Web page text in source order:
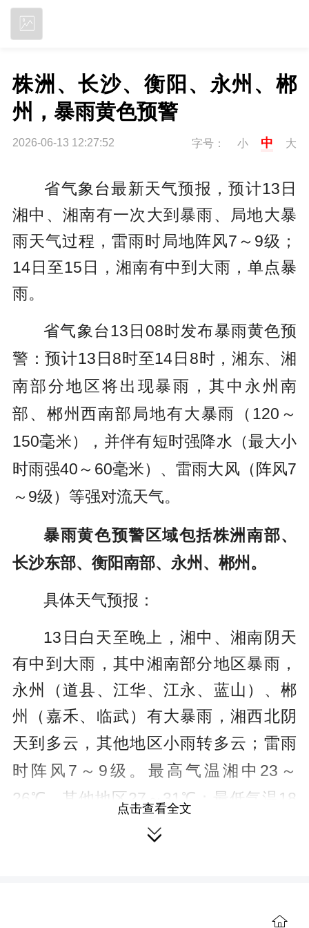
株洲、长沙、衡阳、永州、郴
州，暴雨黄色预警
2026-06-13 12:27:52 字号： 小 中 大
省气象台最新天气预报，预计13日
湘中、湘南有一次大到暴雨、局地大暴
雨天气过程，雷雨时局地阵风7～9级；
14日至15日，湘南有中到大雨，单点暴
雨。
省气象台13日08时发布暴雨黄色预
警：预计13日8时至14日8时 ，湘东、湘
南部分地区将出现暴雨，其中永州南
部、郴州西南部局地有大暴雨（120～
150毫米），并伴有短时强降水（最大小
时雨强40～60毫米）、雷雨大风（阵风7
～9级）等强对流天气。
暴雨黄色预警区域包括株洲南部、
长沙东部、衡阳南部、永州、郴州。
具体天气预报：
13日白天至晚上，湘中、湘南阴天
有中到大雨，其中湘南部分地区暴雨，
永州（道县、江华、江永、蓝山）、郴
州（嘉禾、临武）有大暴雨，湘西北阴
天到多云，其他地区小雨转多云 ； 雷雨
时阵风 7～9级 。 最高气温湘中 23～
26℃，其他地区27～31℃；最低气温18
最高气温
点击查看全文
